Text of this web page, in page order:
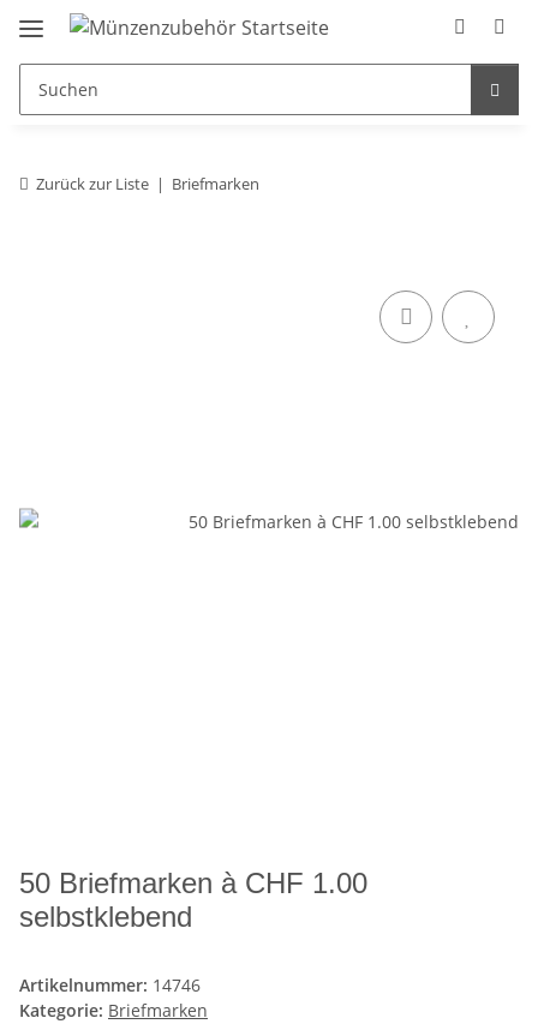
Zurück zur Liste Briefmarken
50 Briefmarken à CHF 1.00
selbstklebend
Artikelnummer: 14746
Kategorie: Briefmarken